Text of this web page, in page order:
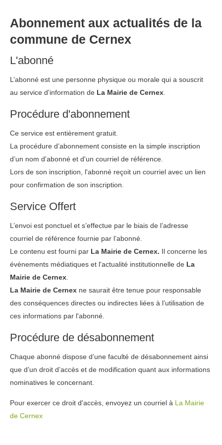
Abonnement aux actualités de la
commune de Cernex
L'abonné
L’abonné est une personne physique ou morale qui a souscrit
au service d'information de La Mairie de Cernex
Procédure d'abonnement
Ce service est entièrement gratuit.
La procédure d’abonnement consiste en la simple inscription
d’un nom d'abonné et d'un courriel de référence.
Lors de son inscription, l'abonné reçoit un courriel avec un lien
pour confirmation de son inscription.
Service Offert
L’envoi est ponctuel et s’effectue par le biais de l’adresse
courriel de référence fournie par l’abonné.
Le contenu est fourni par La Mairie de Cernex. Il concerne les
événements médiatiques et l'actualité institutionnelle de La
Mairie de Cernex
La Mairie de Cernex ne saurait être tenue pour responsable
des conséquences directes ou indirectes liées à l’utilisation de
ces informations par l'abonné.
Procédure de désabonnement
Chaque abonné dispose d’une faculté de désabonnement ainsi
que d’un droit d’accès et de modification quant aux informations
nominatives le concernant.
Pour exercer ce droit d'accès, envoyez un courriel à La Mairie
de Cernex